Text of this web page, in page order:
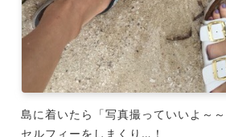
島に着いたら「写真撮っていいよ～
セルフィーをしまくり…！